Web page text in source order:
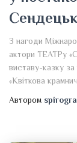
З нагоди
актори ТЕАТРу
виставу-казку
«Квіткова
Автором